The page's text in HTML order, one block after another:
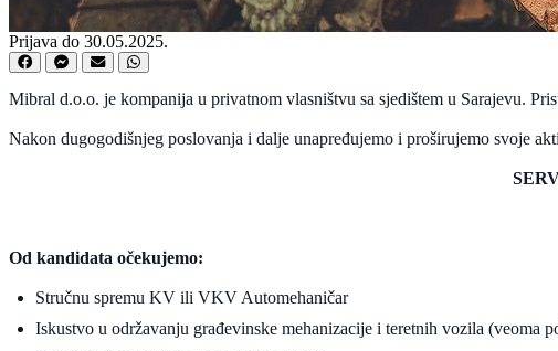
Prijava do 30.05.2025.
Mibral d.o.o. je kompanija u privatnom vlasništvu sa sjedištem u Sarajevu.
Nakon dugogodišnjeg poslovanja i dalje unapređujemo i proširujemo svoje
Od kandidata očekujemo:
Stručnu spremu KV ili VKV Automehaničar
Iskustvo u održavanju građevinske mehanizacije i teretnih vozila (veoma